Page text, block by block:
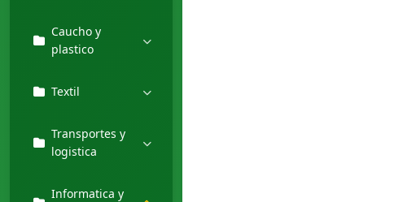
Caucho y
plastico
Textil
Transportes y
logistica
Informatica y